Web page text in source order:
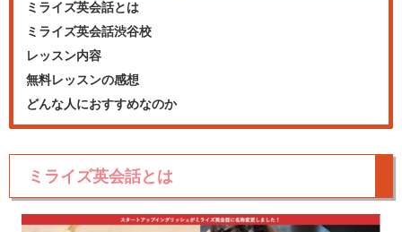
ミライズ英会話とは
ミライズ英会話渋谷校
レッスン内容
無料レッスンの感想
どんな人におすすめなのか
ミライズ英会話とは